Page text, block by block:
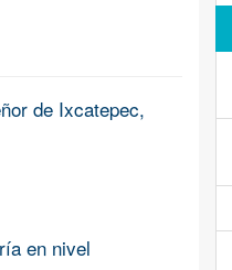
de Ixcatepec,
en nivel